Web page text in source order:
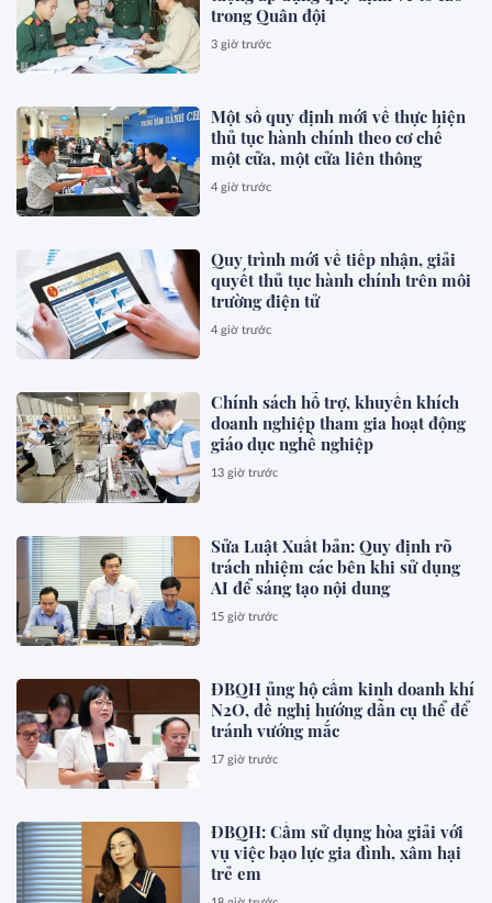
trong Quân đội
3 giờ trước
Một số quy định mới về thực hiện
thủ tục hành chính theo cơ chế
một cửa, một cửa liên thông
4 giờ trước
Quy trình mới về tiếp nhận, giải
quyết thủ tục hành chính trên môi
trường điện tử
4 giờ trước
Chính sách hỗ trợ, khuyến khích
doanh nghiệp tham gia hoạt động
giáo dục nghề nghiệp
13 giờ trước
Sửa Luật Xuất bản: Quy định rõ
trách nhiệm các bên khi sử dụng
AI để sáng tạo nội dung
15 giờ trước
ĐBQH ủng hộ cấm kinh doanh khí
N2O, đề nghị hướng dẫn cụ thể để
tránh vướng mắc
17 giờ trước
ĐBQH: Cấm sử dụng hòa giải với
vụ việc bạo lực gia đình, xâm hại
trẻ em